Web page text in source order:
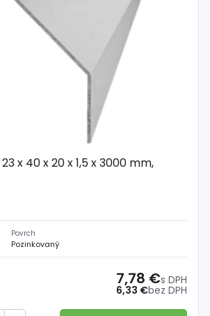
x 40 x 20 x 1,5 x 3000 mm,
Povrch
Pozinkovaný
6,33 €bez DPH
7,78 €s DPH